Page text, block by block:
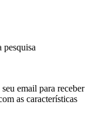
pesquisa
email para receber
as características